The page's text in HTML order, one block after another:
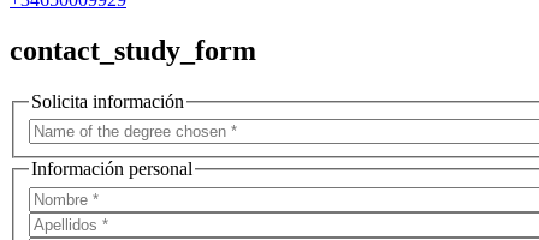
contact_study_form
Solicita información
Información personal